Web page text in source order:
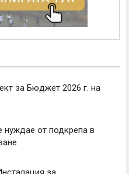
за Бюджет 2026 г. на
нуждае от подкрепа в